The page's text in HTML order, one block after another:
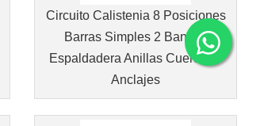
Circuito Calistenia 8 Posiciones
Barras Simples 2 Bancos
Espaldadera Anillas Cuerda12
Anclajes